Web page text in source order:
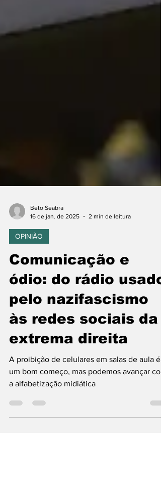
16 de jan. de 2025
OPINIÃO
Comunicação e
ódio: do rádio usado
pelo nazifascismo
às redes sociais da
extrema direita
A proibição de celulares em salas de aula é
um bom começo, mas podemos avançar
a alfabetização midiática